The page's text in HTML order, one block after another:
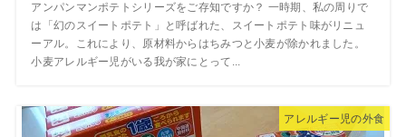
アンパンマンポテトシリーズをご存知ですか？ 一時期、私の周りで
は「幻のスイートポテト」と呼ばれた、スイートポテト味がリニュ
ーアル。これにより、原材料からはちみつと小麦が除かれました。
小麦アレルギー児がいる我が家にとって...
アレルギー児の外食